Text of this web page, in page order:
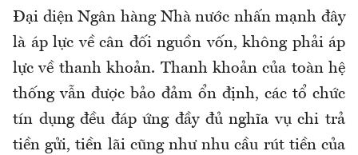
Đại diện Ngân hàng Nhà nước nhấn mạnh đây
là áp lực về cân đối nguồn vốn, không phải áp
lực về thanh khoản. Thanh khoản của toàn hệ
thống vẫn được bảo đảm ổn định, các tổ chức
tín dụng đều đáp ứng đầy đủ nghĩa vụ chi trả
tiền gửi, tiền lãi cũng như nhu cầu rút tiền của